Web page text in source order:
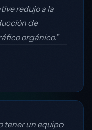
redujo a la
de
orgánico.”
tener un equipo